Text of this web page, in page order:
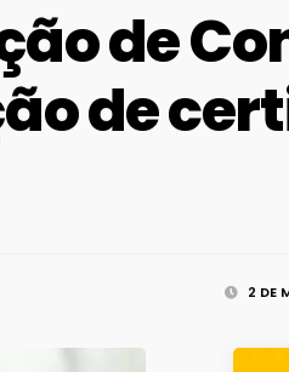
de
de
2 DE